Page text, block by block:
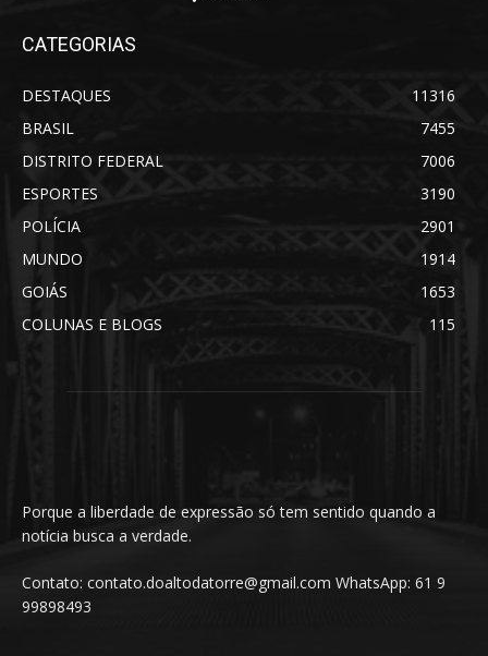
CATEGORIAS
DESTAQUES
11316
BRASIL
7455
DISTRITO FEDERAL
7006
ESPORTES
3190
POLÍCIA
2901
MUNDO
1914
GOIÁS
1653
COLUNAS E BLOGS
115
Porque a liberdade de expressão só tem sentido quando a
notícia busca a verdade.
Contato: contato.doaltodatorre@gmail.com WhatsApp: 61 9
99898493